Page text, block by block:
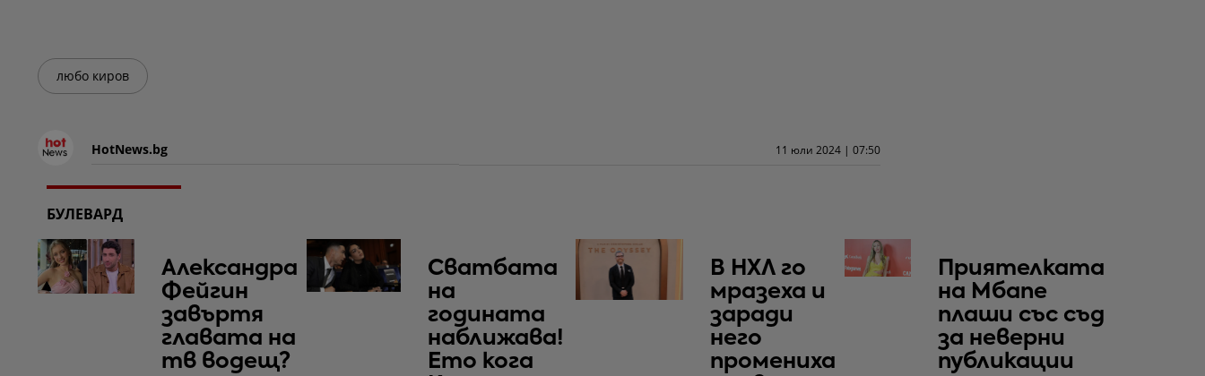
любо киров
HotNews.bg 11 юли 2024 | 07:50
БУЛЕВАРД
Александра
Фейгин
завъртя
главата на
тв водещ?
Сватбата
на
годината
наближава!
Ето кога
В НХЛ го
мразеха и
заради
него
промениха
Приятелката
на Мбапе
плаши със съд
за неверни
публикации